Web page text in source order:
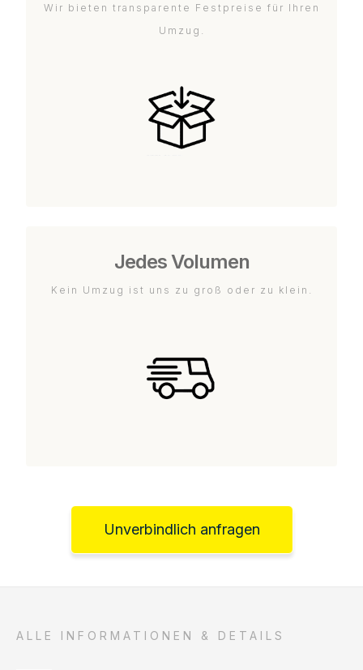
Wir bieten transparente Festpreise für Ihren
Umzug.
Jedes Volumen
Kein Umzug ist uns zu groß oder zu klein.
Unverbindlich anfragen
ALLE INFORMATIONEN & DETAILS